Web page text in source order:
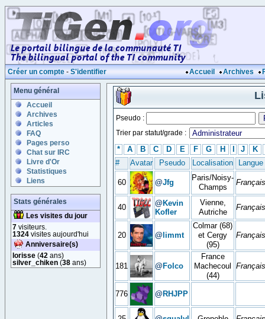
Créer un compte - S'identifier Accueil Archives
Menu général
Accueil
Archives
Articles
FAQ
Pages perso
Chat sur IRC
Livre d'Or
Statistiques
Liens
Stats générales
Les visites du jour
7 visiteurs.
1324 visites aujourd'hui
Anniversaire(s)
lorisse (42 ans)
silver_chiken (38 ans)
Pseudo :
Trier par statut/grade :
* A B C D E F G H J
K
#
Avatar Pseudo Localisation Langue
60 @Jfg
Paris/Noisy-
Champs
Français
40 @ Kevin
Kofler
Vienne,
Autriche
Français
20 @ limmt
Colmar (68)
et Cergy
(95)
Français
181 @ Folco
France
Machecoul
(44)
Français
776 @ RHJPP